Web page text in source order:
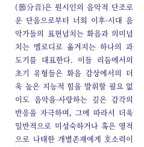
(節分音)은 원시인의 음악적 단조로
운 단음으로부터 너희 이후-시대 음
악가들의 표현넘치는 화음과 의미넘
치는 멜로디로 옮겨지는 하나의 과
도기를 대표한다. 이들 리듬에서의
초기 유형들은 화음 감상에서의 더
욱 높은 지능적 힘을 발휘할 필요 없
이도 음악을-사랑하는 깊은 감각의
반응을 자극하며, 그에 따라서 더욱
일반적으로 미성숙하거나 혹은 영적
으로 나태한 개별존재에게 호소력이